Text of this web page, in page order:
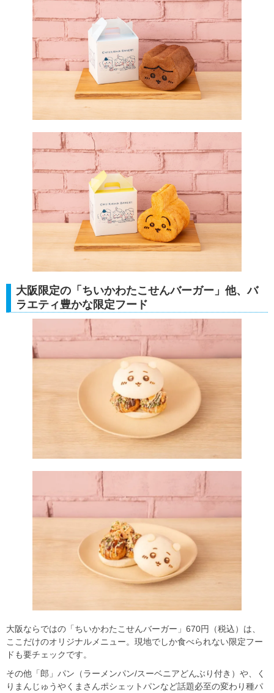
大阪限定の「ちいかわたこせんバーガー」他、バ
ラエティ豊かな限定フード
大阪ならではの「ちいかわたこせんバーガー」670円（税込）は、
ここだけのオリジナルメニュー。現地でしか食べられない限定フー
ドも要チェックです。
その他「郎」パン（ラーメンパン/スーベニアどんぶり付き）や、く
りまんじゅうやくまさんポシェットパンなど話題必至の変わり種パ